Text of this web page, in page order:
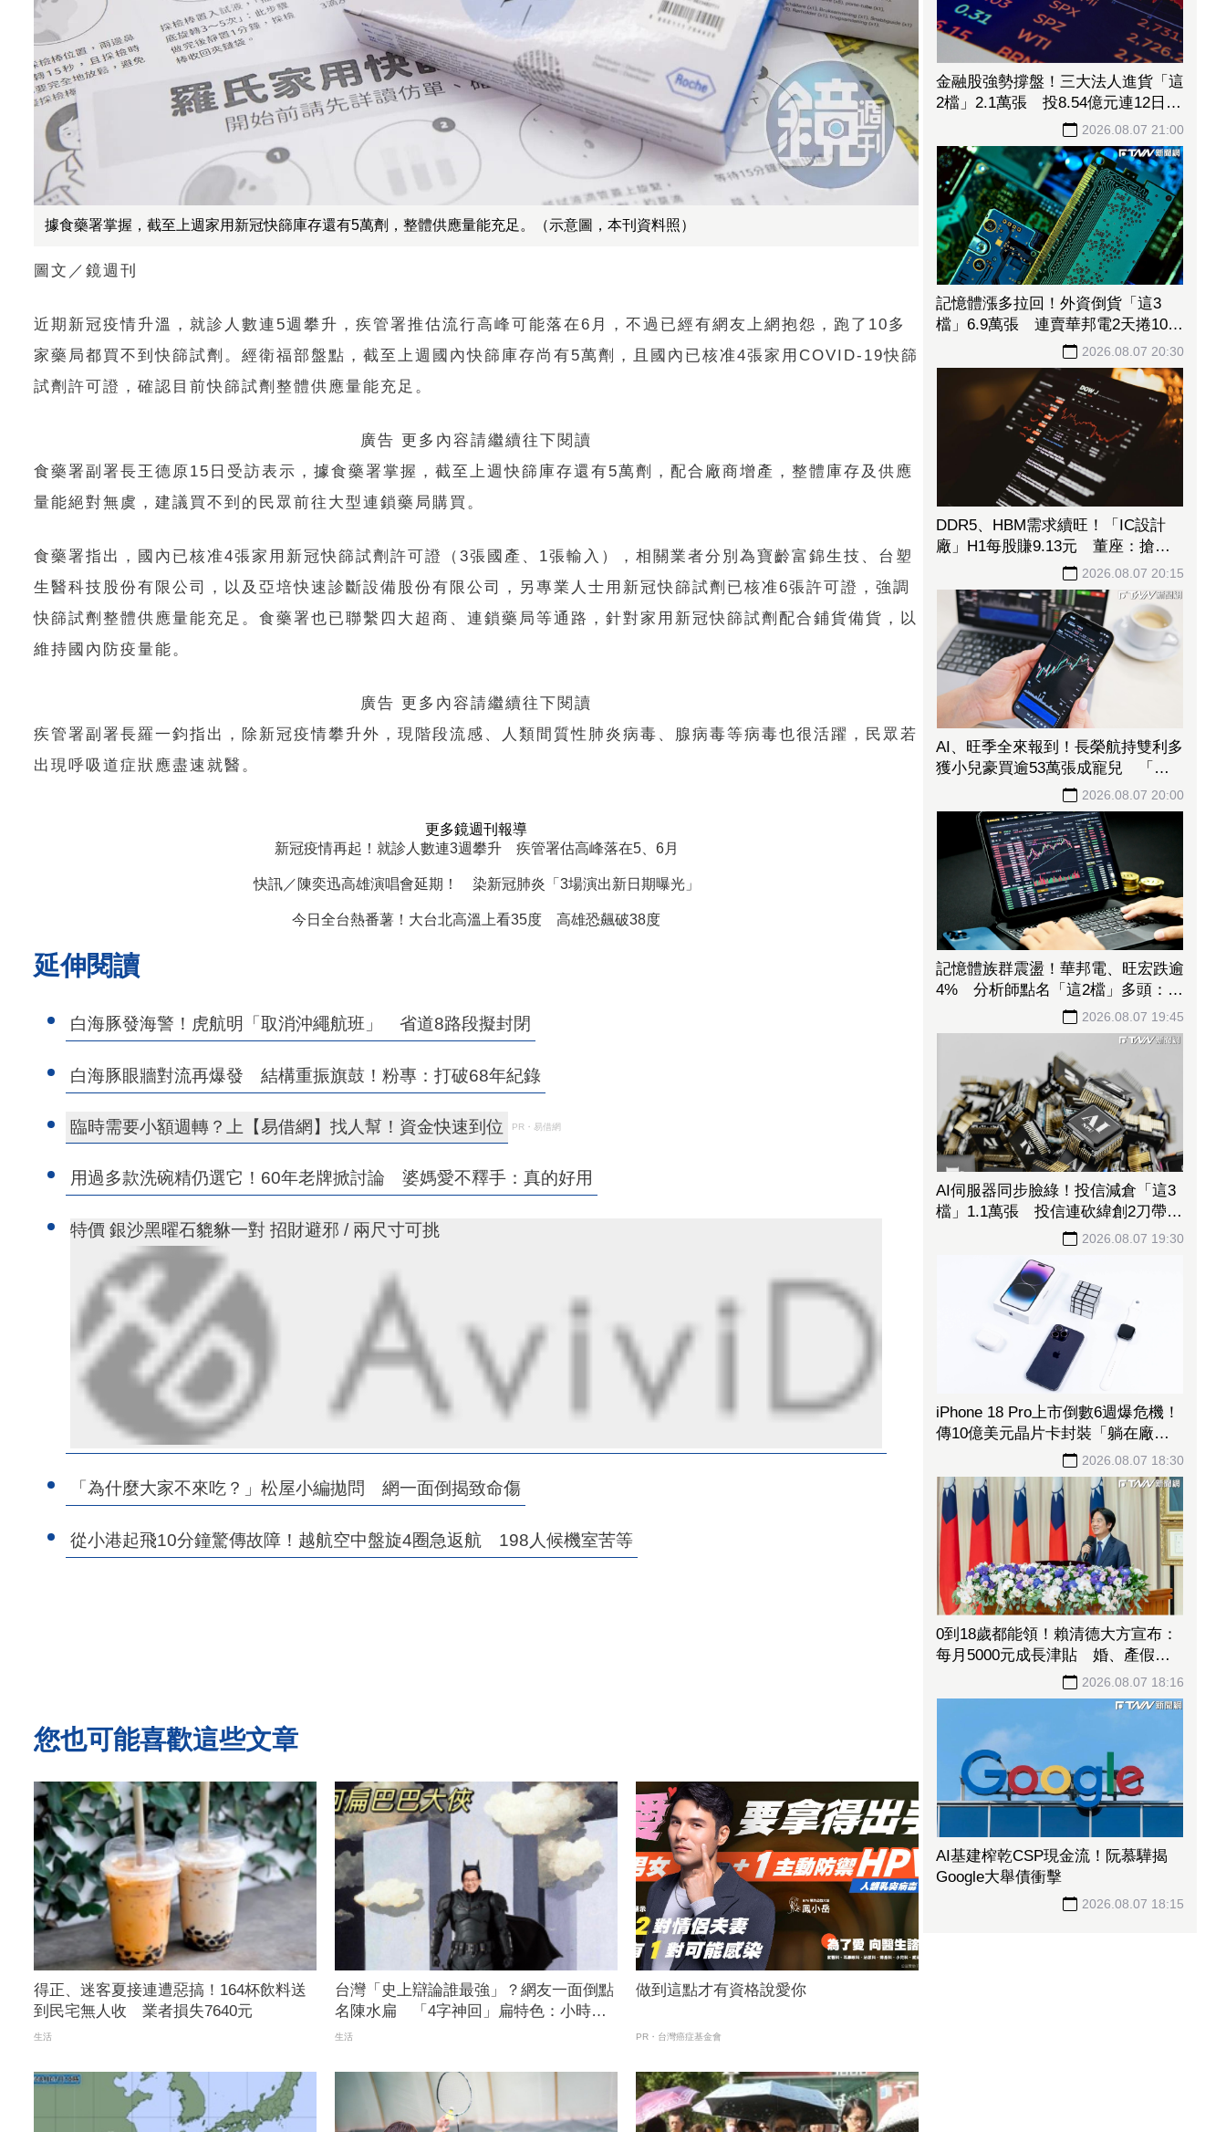
據食藥署掌握，截至上週家用新冠快篩庫存還有5萬劑，整體供應量能充足。（示意圖，本刊資料照）
圖文／鏡週刊
近期新冠疫情升溫，就診人數連5週攀升，疾管署推估流行高峰可能落在6月，不過已經有網友上網抱怨，跑了10多
家藥局都買不到快篩試劑。經衛福部盤點，截至上週國內快篩庫存尚有5萬劑，且國內已核准4張家用COVID-19快篩
試劑許可證，確認目前快篩試劑整體供應量能充足。
廣告 更多內容請繼續往下閱讀
食藥署副署長王德原15日受訪表示，據食藥署掌握，截至上週快篩庫存還有5萬劑，配合廠商增產，整體庫存及供應
量能絕對無虞，建議買不到的民眾前往大型連鎖藥局購買。
食藥署指出，國內已核准4張家用新冠快篩試劑許可證（3張國產、1張輸入），相關業者分別為寶齡富錦生技、台塑
生醫科技股份有限公司，以及亞培快速診斷設備股份有限公司，另專業人士用新冠快篩試劑已核准6張許可證，強調
快篩試劑整體供應量能充足。食藥署也已聯繫四大超商、連鎖藥局等通路，針對家用新冠快篩試劑配合鋪貨備貨，以
維持國內防疫量能。
廣告 更多內容請繼續往下閱讀
疾管署副署長羅一鈞指出，除新冠疫情攀升外，現階段流感、人類間質性肺炎病毒、腺病毒等病毒也很活躍，民眾若
出現呼吸道症狀應盡速就醫。
更多鏡週刊報導
新冠疫情再起！就診人數連3週攀升 疾管署估高峰落在5、6月
快訊／陳奕迅高雄演唱會延期！ 染新冠肺炎「3場演出新日期曝光」
今日全台熱番薯！大台北高溫上看35度 高雄恐飆破38度
延伸閱讀
白海豚發海警！虎航明「取消沖繩航班」 省道8路段擬封閉
白海豚眼牆對流再爆發 結構重振旗鼓！粉專：打破68年紀錄
臨時需要小額週轉？上【易借網】找人幫！資金快速到位 PR・易借網
用過多款洗碗精仍選它！60年老牌掀討論 婆媽愛不釋手：真的好用
特價 銀沙黑曜石貔貅一對 招財避邪 / 兩尺寸可挑
「為什麼大家不來吃？」松屋小編拋問 網一面倒揭致命傷
從小港起飛10分鐘驚傳故障！越航空中盤旋4圈急返航 198人候機室苦等
您也可能喜歡這些文章
得正、迷客夏接連遭惡搞！164杯飲料送
到民宅無人收 業者損失7640元
生活
台灣「史上辯論誰最強」？網友一面倒點
名陳水扁 「4字神回」扁特色：小時候
聽全程 | FTNN 新聞網
生活
做到這點才有資格說愛你
PR・台灣癌症基金會
金融股強勢撐盤！三大法人進貨「這
2檔」2.1萬張 投8.54億元連12日進
2026.08.07 21:00
記憶體漲多拉回！外資倒貨「這3
檔」6.9萬張 連賣華邦電2天捲102
2026.08.07 20:30
DDR5、HBM需求續旺！「IC設計
廠」H1每股賺9.13元 董座：搶晶
圓產能比毛利率更重要2026.08.07 20:15
AI、旺季全來報到！長榮航持雙利多
獲小兒豪買逾53萬張成寵兒 「這
檔」前7月營收狂超去年全年也獲青
睞
2026.08.07 20:00
記憶體族群震盪！華邦電、旺宏跌逾
4% 分析師點名「這2檔」多頭：布
2026.08.07 19:45
AI伺服器同步臉綠！投信減倉「這3
檔」1.1萬張 投信連砍緯創2刀帶走
2026.08.07 19:30
iPhone 18 Pro上市倒數6週爆危機！
傳10億美元晶片卡封裝「躺在廠
房」 恐面臨庫存不足2026.08.07 18:30
0到18歲都能領！賴清德大方宣布：
每月5000元成長津貼 婚、產假全
2026.08.07 18:16
AI基建榨乾CSP現金流！阮慕驊揭
Google大舉債衝擊
2026.08.07 18:15